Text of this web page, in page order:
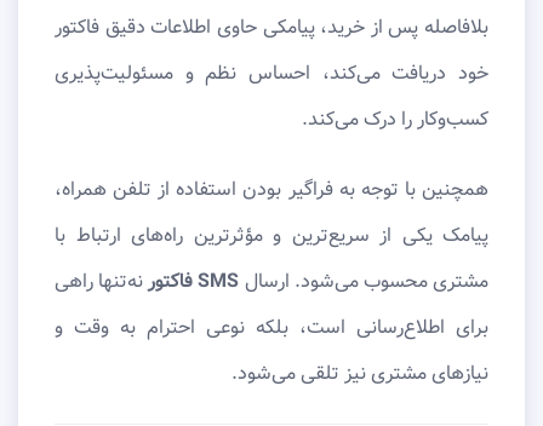
بلافاصله پس از خرید، پیامکی حاوی اطلاعات دقیق فاکتور
خود دریافت می‌کند، احساس نظم و مسئولیت‌پذیری
کسب‌وکار را درک می‌کند.
همچنین با توجه به فراگیر بودن استفاده از تلفن همراه،
پیامک یکی از سریع‌ترین و مؤثرترین راه‌های ارتباط با
مشتری محسوب می‌شود. ارسال SMS فاکتور
نه‌تنها راهی
برای اطلاع‌رسانی است، بلکه نوعی احترام به وقت و
نیازهای مشتری نیز تلقی می‌شود.